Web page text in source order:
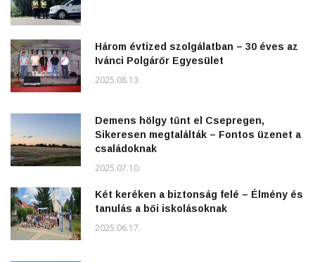
Három évtized szolgálatban – 30 éves az
Ivánci Polgárőr Egyesület
2025.08.13.
Demens hölgy tűnt el Csepregen,
Sikeresen megtalálták – Fontos üzenet a
családoknak
2025.07.10.
Két keréken a biztonság felé – Élmény és
tanulás a bői iskolásoknak
2025.06.17.